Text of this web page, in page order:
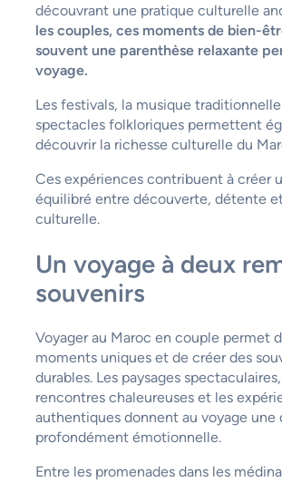
découvrant une pratique culturelle
les couples, ces moments de bien-
souvent une parenthèse relaxante
voyage.
Les festivals, la musique
spectacles folkloriques permettent
découvrir la richesse culturelle du
Ces expériences contribuent à créer
équilibré entre découverte, détente
culturelle.
Un voyage à deux
souvenirs
Voyager au Maroc en couple permet
moments uniques et de créer des
durables. Les paysages
rencontres chaleureuses et les
authentiques donnent au voyage une
profondément émotionnelle.
Entre les promenades dans les